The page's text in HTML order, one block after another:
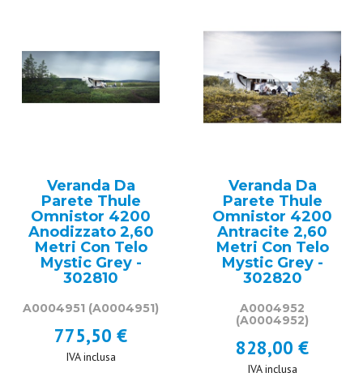
Veranda Da
Parete Thule
Omnistor 4200
Anodizzato 2,60
Metri Con Telo
Mystic Grey -
302810
A0004951 (A0004951)
775,50 €
IVA inclusa
Veranda Da
Parete Thule
Omnistor 4200
Antracite 2,60
Metri Con Telo
Mystic Grey -
302820
A0004952
(A0004952)
828,00 €
IVA inclusa